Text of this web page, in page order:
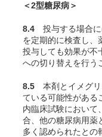
＜2型糖尿病＞
8.4 投与する場合に
を定期的に検査し、
投与しても効果が不
への切り替えを行う
8.5 本剤とイメグリ
ている可能性がある
内臨床試験において
合、他の糖尿病用薬
多く認められたとの